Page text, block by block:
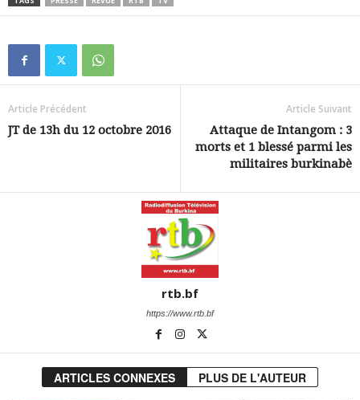
Article Précédent
JT de 13h du 12 octobre 2016
Article Suivant
Attaque de Intangom : 3
morts et 1 blessé parmi les
militaires burkinabè
rtb.bf
https://www.rtb.bf
ARTICLES CONNEXES PLUS DE L'AUTEUR